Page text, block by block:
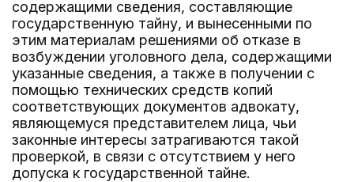
содержащими сведения, составляющие
государственную тайну, и вынесенными по
этим материалам решениями об отказе в
возбуждении уголовного дела, содержащими
указанные сведения, а также в получении с
помощью технических средств копий
соответствующих документов адвокату,
являющемуся представителем лица, чьи
законные интересы затрагиваются такой
проверкой, в связи с отсутствием у него
допуска к государственной тайне.